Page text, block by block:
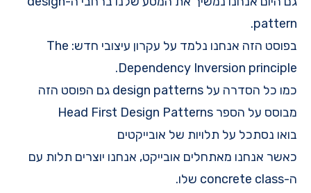
pattern
.
בפוסט הזה אנחנו נלמד על עקרון עיצובי חדש: The
Dependency Inversion principle.
כמו כל הסדרה על design patterns גם הפוסט הזה
מבוסס על הספר Head First Design Patterns
בואו נסתכל על תלויות של אובייקטים
כאשר אנחנו מאתחלים אובייקט, אנחנו יוצרים תלות עם
ה-concrete class שלו.